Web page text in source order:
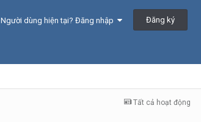
Người dùng hiện tại? Đăng nhập Đăng ký
Tất cả hoạt động